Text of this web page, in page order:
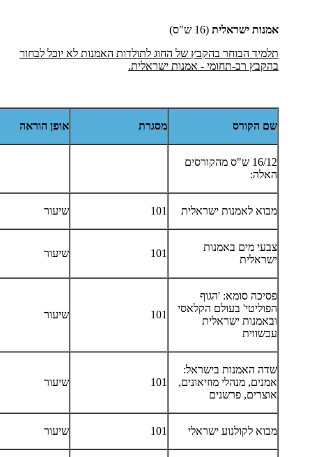
אמנות ישראלית (16 ש"ס)
תלמיד הבוחר בהקבץ של החוג לתולדות האמנות לא יוכל לבחור
בהקבץ רב-תחומי - אמנות ישראלית.
שם הקורס מסגרת אופן הוראה
16/12 ש"ס מהקורסים
האלה:
מבוא לאמנות ישראלית 101 שיעור
צבעי מים באמנות
ישראלית
101 שיעור
פסיכה סומא: 'הגוף
הפוליטי' בעולם הקלאסי
ובאמנות ישראלית
עכשווית
101 שיעור
שדה האמנות בישראל:
אמנים, מנהלי מוזיאונים,
אוצרים, פרשנים
101 שיעור
מבוא לקולנוע ישראלי 101 שיעור